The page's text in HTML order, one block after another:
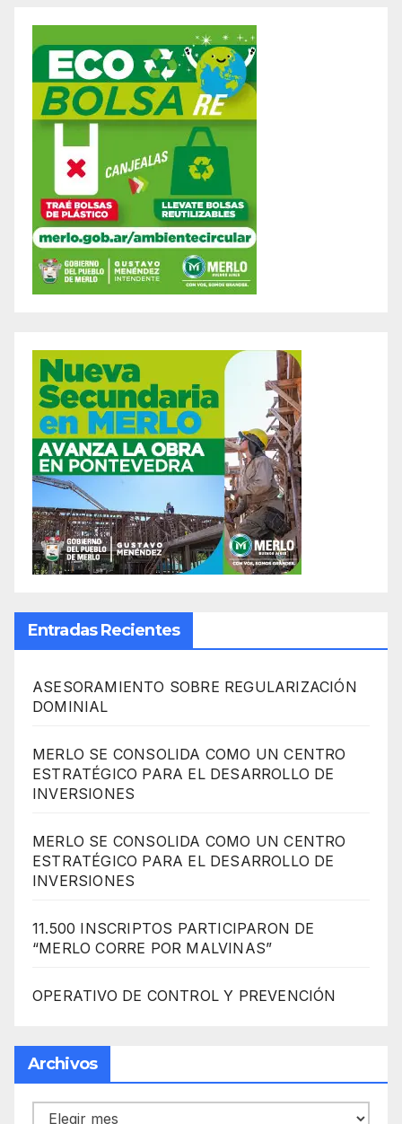
Entradas Recientes
ASESORAMIENTO SOBRE REGULARIZACIÓN
DOMINIAL
MERLO SE CONSOLIDA COMO UN CENTRO
ESTRATÉGICO PARA EL DESARROLLO DE
INVERSIONES
MERLO SE CONSOLIDA COMO UN CENTRO
ESTRATÉGICO PARA EL DESARROLLO DE
INVERSIONES
11.500 INSCRIPTOS PARTICIPARON DE
“MERLO CORRE POR MALVINAS”
OPERATIVO DE CONTROL Y PREVENCIÓN
Archivos
Archivos